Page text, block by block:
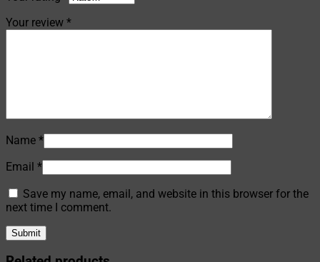
Your review *
Name *
Email *
Save my name, email, and website in this browser for the
next time I comment.